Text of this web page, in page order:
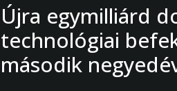
Újra egymilliárd
technológiai
második